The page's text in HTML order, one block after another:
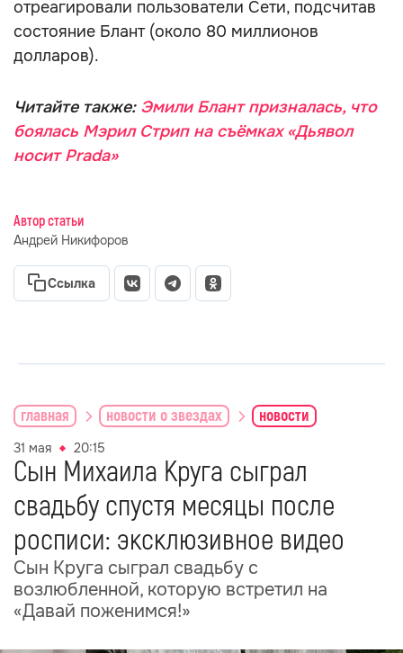
отреагировали пользователи Сети, подсчитав
состояние Блант (около 80 миллионов
долларов).
Читайте также: Эмили Блант призналась, что
боялась Мэрил Стрип на съёмках «Дьявол
носит Prada»
Автор статьи
Андрей Никифоров
Ссылка
главная новости о звездах новости
31 мая 20:15
Сын Михаила Круга сыграл
свадьбу спустя месяцы после
росписи: эксклюзивное видео
Сын Круга сыграл свадьбу с
возлюбленной, которую встретил на
«Давай поженимся!»